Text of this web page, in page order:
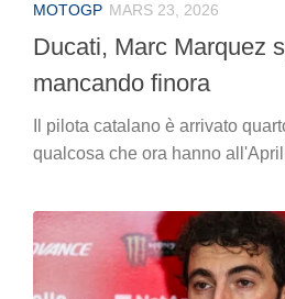
MOTOGP MARS 23, 2026
Ducati, Marc Marquez
mancando finora
Il pilota catalano è arrivato
qualcosa che ora hanno